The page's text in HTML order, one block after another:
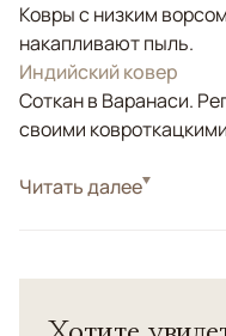
Ковры с низким
накапливают пыль.
Индийский ковер
Соткан в Варанаси.
своими
СтильСовременные
Читать далее